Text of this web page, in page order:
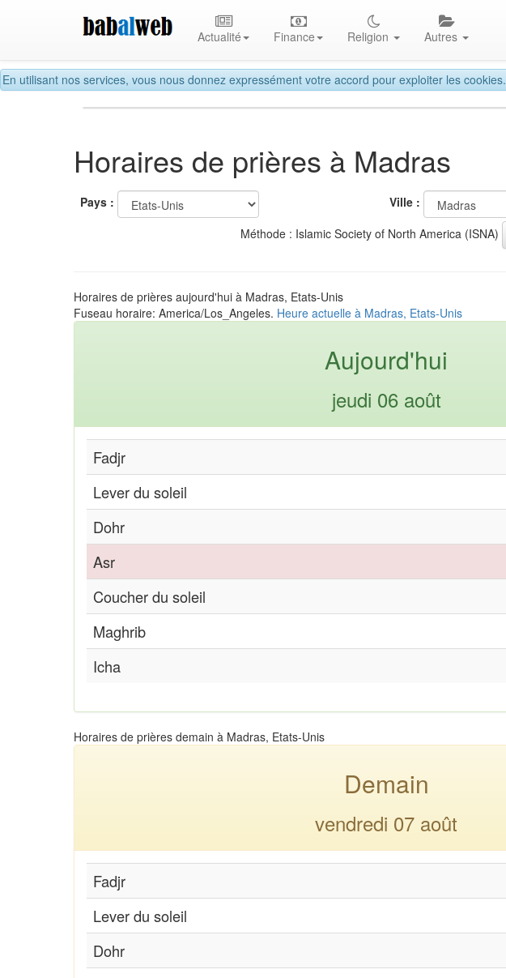
En utilisant nos services, vous nous donnez expressément votre accord pour exploiter les cookies.
Actualité Finance Religion Autres
Horaires de prières à Madras
Pays :
Ville :
Méthode : Islamic Society of North America (ISNA)
Horaires de prières aujourd'hui à Madras, Etats-Unis
Fuseau horaire: America/Los_Angeles. Heure actuelle à Madras, Etats-Unis
Aujourd'hui
jeudi 06 août
Fadjr
Lever du soleil
Dohr
Asr
Coucher du soleil
Maghrib
Icha
Horaires de prières demain à Madras, Etats-Unis
Demain
vendredi 07 août
Fadjr
Lever du soleil
Dohr